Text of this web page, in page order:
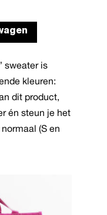
Dit
meerdere
variaties.
Deze
optie
kan
productpagina
sweater is
kleuren:
dit product,
én steun je het
(S en